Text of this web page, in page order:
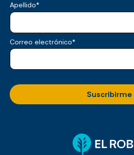
Apellido*
Correo electrónico*